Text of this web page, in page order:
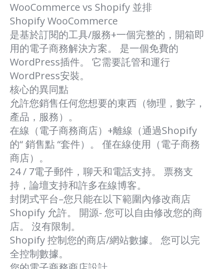
WooCommerce vs Shopify 並排
Shopify WooCommerce
是基於訂閱的工具/服務+一個完整的，開箱即
用的電子商務解決方案。 是一個免費的
WordPress插件。 它需要託管和運行
WordPress安裝。
核心的異同點
允許您銷售任何您想要的東西（物理，數字，
產品，服務）。
在線（電子商務商店）+離線（通過Shopify
的“ 銷售點 “套件）。 僅在線使用（電子商務
商店）。
24 / 7電子郵件，聊天和電話支持。 票務支
持，論壇支持和許多在線博客。
封閉式平台–您只能在以下範圍內修改商店
Shopify 允許。 開源- 您可以自由修改您的商
店。 沒有限制。
Shopify 控制您的商店/網站數據。 您可以完
全控制數據。